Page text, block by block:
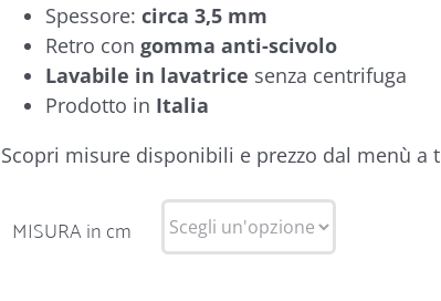
Spessore: circa 3,5 mm
Retro con gomma anti-scivolo
Lavabile in lavatrice senza centrifuga
Prodotto in Italia
Scopri misure disponibili e prezzo dal menù a
MISURA in cm